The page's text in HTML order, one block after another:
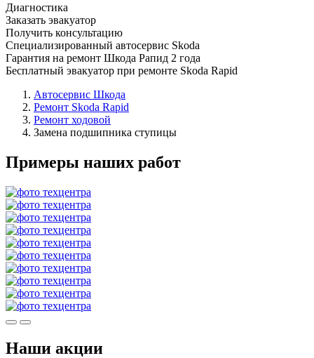
Диагностика
Заказать эвакуатор
Получить консультацию
Специализированный автосервис Skoda
Гарантия на ремонт Шкода Рапид 2 года
Бесплатный эвакуатор при ремонте Skoda Rapid
Автосервис Шкода
Ремонт Skoda Rapid
Ремонт ходовой
Замена подшипника ступицы
Примеры наших работ
Наши акции